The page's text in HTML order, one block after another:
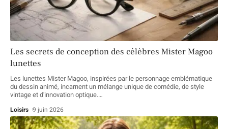
Les secrets de conception des célèbres Mister Magoo
lunettes
Les lunettes Mister Magoo, inspirées par le personnage emblématique
du dessin animé, incarnent un mélange unique de comédie, de style
vintage et d'innovation optique.…
Loisirs 9 juin 2026